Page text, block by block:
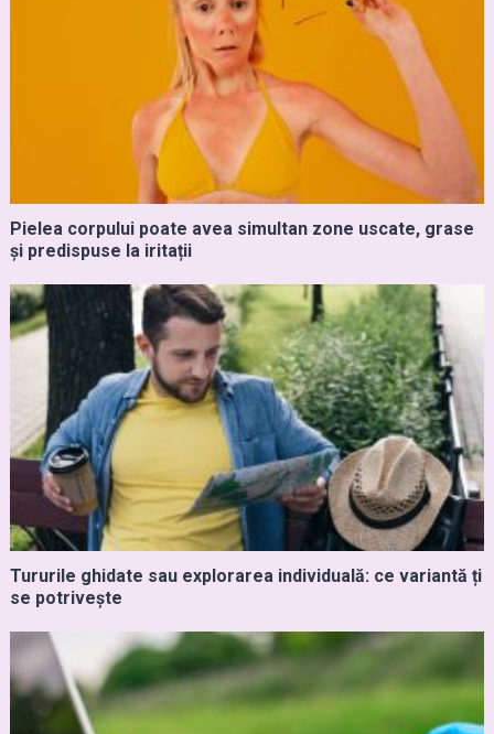
Pielea corpului poate avea simultan zone uscate, grase
și predispuse la iritații
Tururile ghidate sau explorarea individuală: ce variantă ți
se potrivește